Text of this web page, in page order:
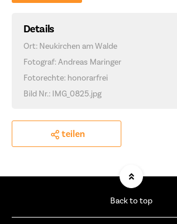
Details
Ort: Neukirchen am Walde
Fotograf: Andreas Maringer
Fotorechte: honorarfrei
Bild Nr.: IMG_0825.jpg
teilen
Back to top